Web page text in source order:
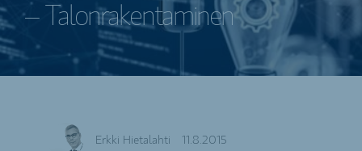
– Talonrakentaminen
Erkki Hietalahti 11.8.2015